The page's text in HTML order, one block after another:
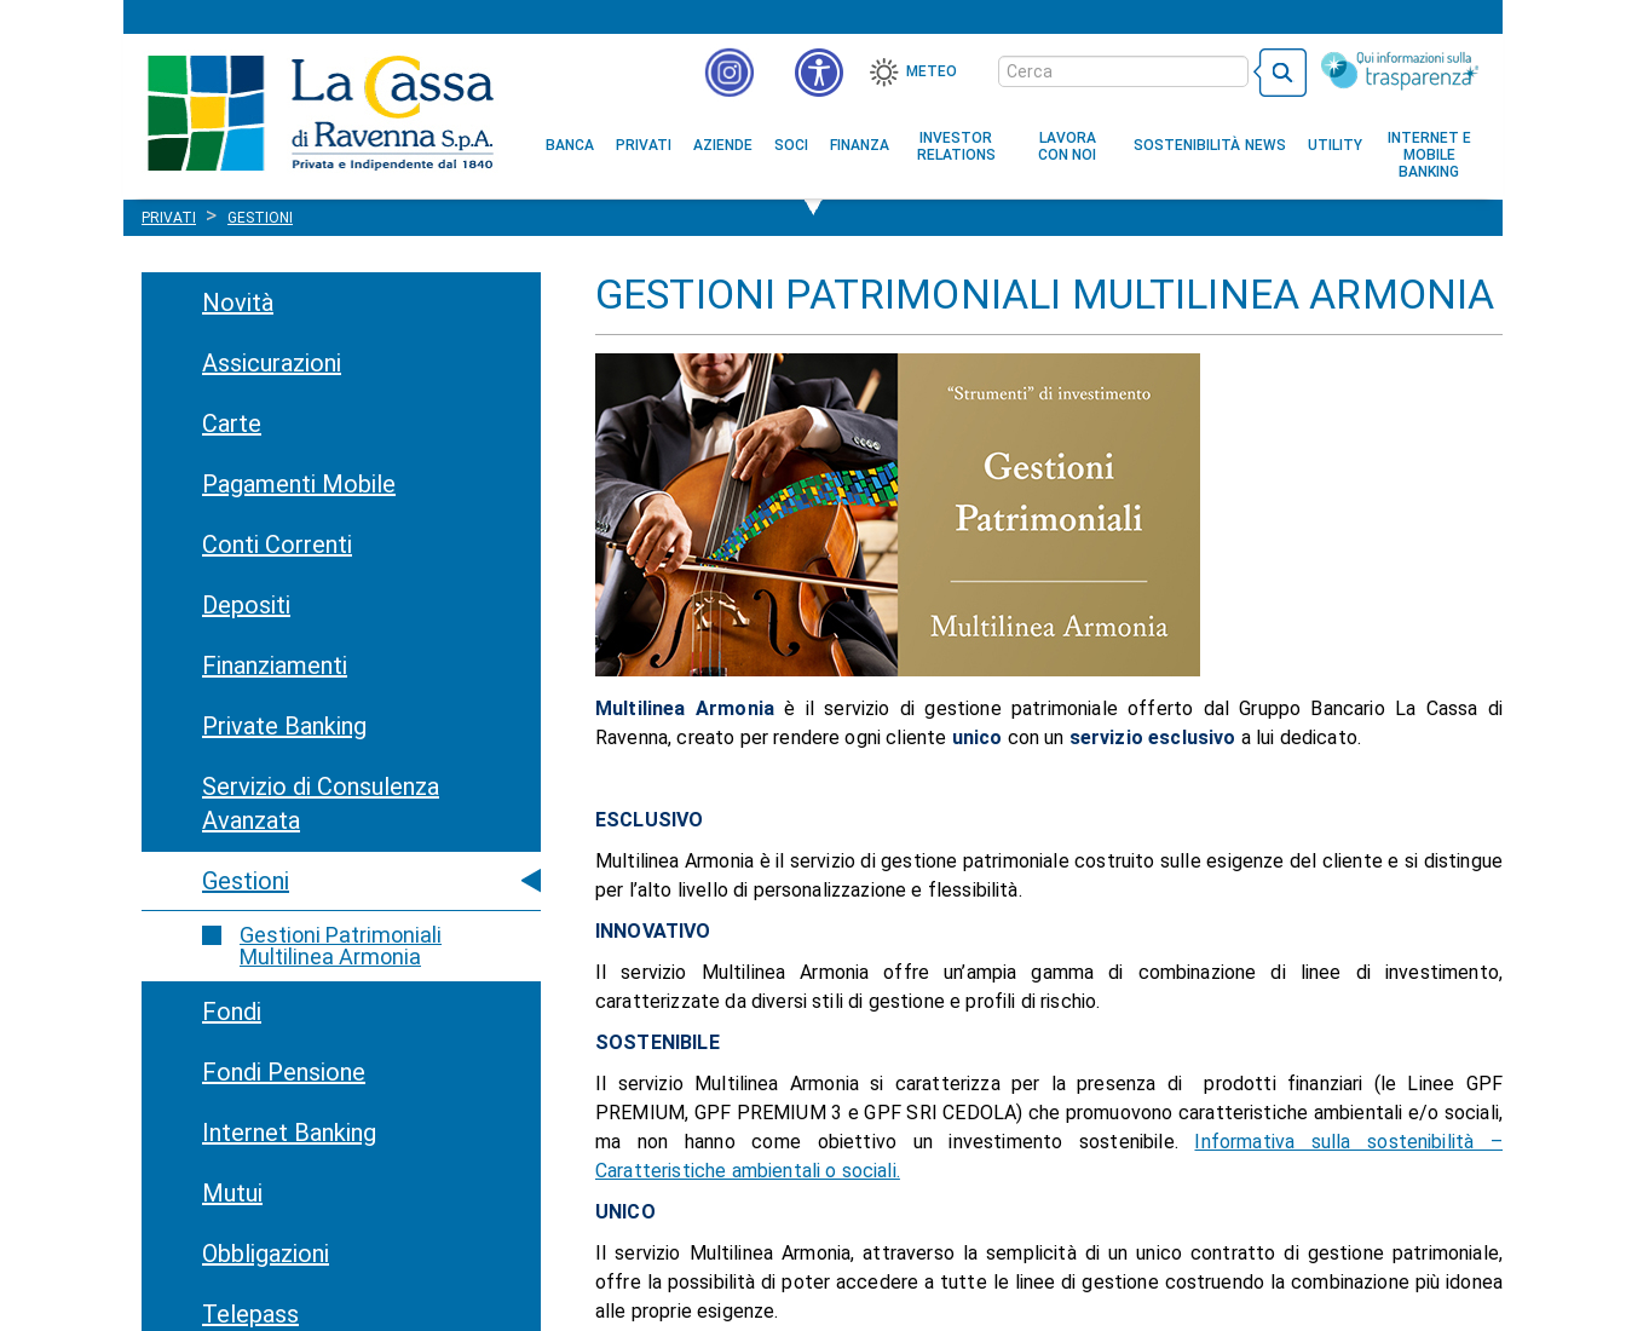
METEO
Cerca
nel
sito
Menu
principale
BANCA PRIVATI AZIENDE SOCI FINANZA
INVESTOR
RELATIONS
LAVORA
CON NOI
SOSTENIBILITÀ NEWS UTILITY
INTERNET E
MOBILE
BANKING
PRIVATI GESTIONI
Novità
Assicurazioni
Carte
Pagamenti Mobile
Conti Correnti
Depositi
Finanziamenti
Private Banking
Servizio di Consulenza
Avanzata
Gestioni
Gestioni Patrimoniali
Multilinea Armonia
Fondi
Fondi Pensione
Internet Banking
Mutui
Obbligazioni
Telepass
GESTIONI PATRIMONIALI MULTILINEA ARMONIA
Multilinea Armonia è il servizio di gestione patrimoniale offerto dal Gruppo Bancario La Cassa di
Ravenna, creato per rendere ogni cliente unico con un servizio esclusivo a lui dedicato.
ESCLUSIVO
Multilinea Armonia è il servizio di gestione patrimoniale costruito sulle esigenze del cliente e si distingue
per l’alto livello di personalizzazione e flessibilità.
INNOVATIVO
Il servizio Multilinea Armonia offre un’ampia gamma di combinazione di linee di investimento,
caratterizzate da diversi stili di gestione e profili di rischio.
SOSTENIBILE
Il servizio Multilinea Armonia si caratterizza per la presenza di prodotti finanziari (le Linee GPF
PREMIUM, GPF PREMIUM 3 e GPF SRI CEDOLA) che promuovono caratteristiche ambientali e/o sociali,
ma non hanno come obiettivo un investimento sostenibile. Informativa sulla sostenibilità –
Caratteristiche ambientali o sociali.
UNICO
Il servizio Multilinea Armonia, attraverso la semplicità di un unico contratto di gestione patrimoniale,
offre la possibilità di poter accedere a tutte le linee di gestione costruendo la combinazione più idonea
alle proprie esigenze.